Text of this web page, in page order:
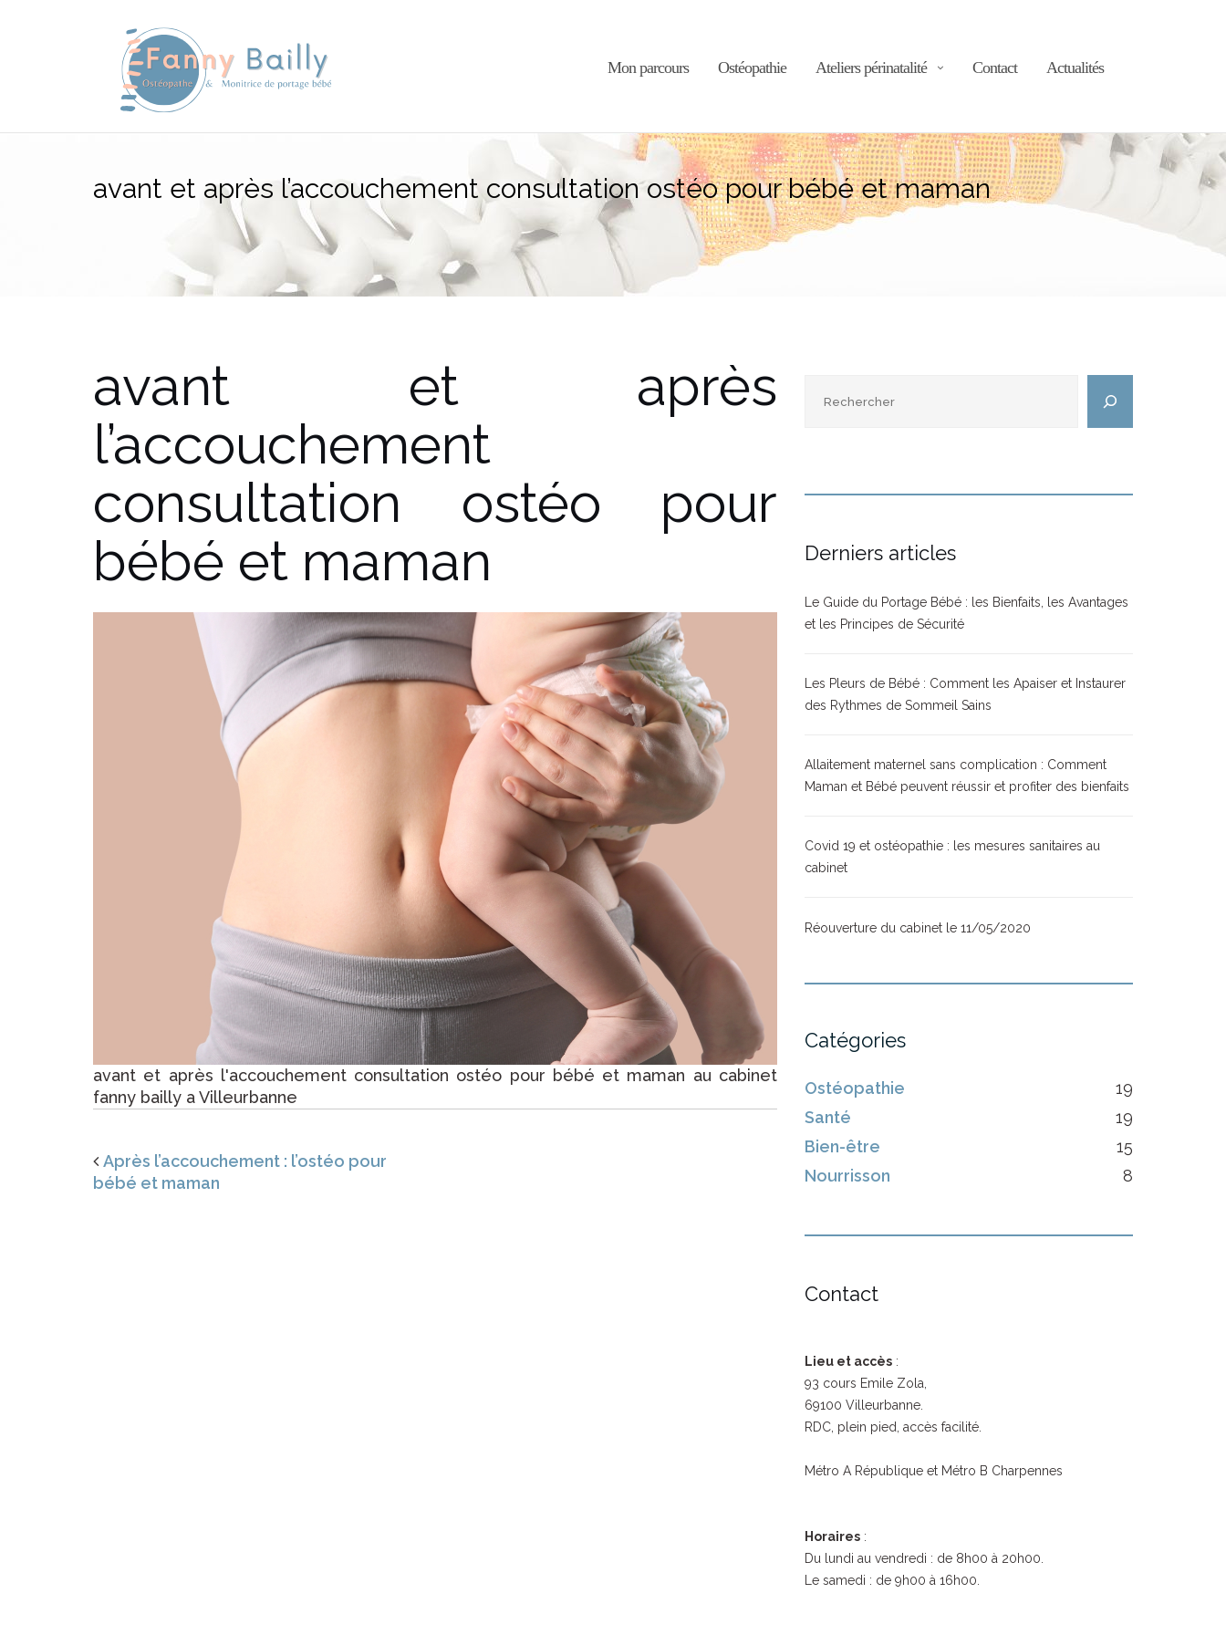
Mon parcours Ostéopathie Ateliers périnatalité Contact Actualités
avant et après l’accouchement consultation ostéo pour bébé et maman
avant et après
l’accouchement
consultation ostéo pour
bébé et maman
avant et après l'accouchement consultation ostéo pour bébé et maman au cabinet
fanny bailly a Villeurbanne
Après l’accouchement : l’ostéo pour
bébé et maman
Derniers articles
Le Guide du Portage Bébé : les Bienfaits, les Avantages
et les Principes de Sécurité
Les Pleurs de Bébé : Comment les Apaiser et Instaurer
des Rythmes de Sommeil Sains
Allaitement maternel sans complication : Comment
Maman et Bébé peuvent réussir et profiter des bienfaits
Covid 19 et ostéopathie : les mesures sanitaires au
cabinet
Réouverture du cabinet le 11/05/2020
Catégories
Ostéopathie
19
Santé
19
Bien-être
15
Nourrisson
8
Contact
Lieu et accès :
93 cours Emile Zola,
69100 Villeurbanne.
RDC, plein pied, accès facilité.
Métro A République et Métro B Charpennes
Horaires :
Du lundi au vendredi : de 8h00 à 20h00.
Le samedi : de 9h00 à 16h00.